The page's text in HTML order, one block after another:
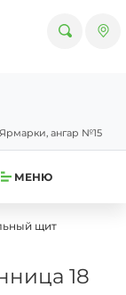
ангар №15
МЕНЮ
щит
18